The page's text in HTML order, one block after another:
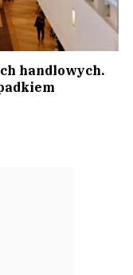
handlowych.